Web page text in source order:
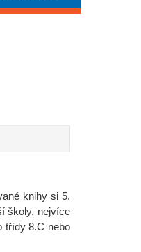
knihy si 5.
školy, nejvíce
třídy 8.C nebo